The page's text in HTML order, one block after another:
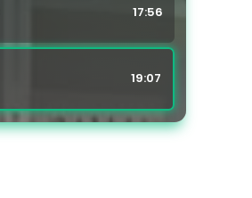
17:56
19:07